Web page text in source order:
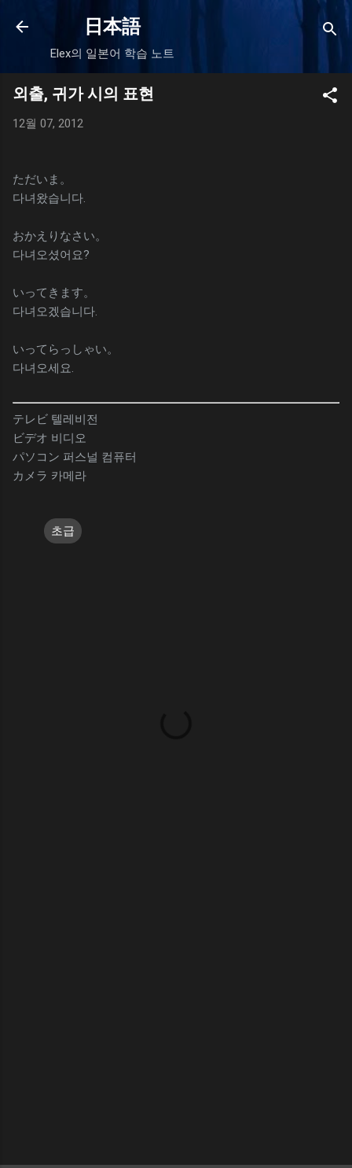
기본 콘텐츠로 건너뛰기
日本語
Elex의 일본어 학습 노트
외출, 귀가 시의 표현
12월 07, 2012
ただいま。
다녀왔습니다.
おかえりなさい。
다녀오셨어요?
いってきます。
다녀오겠습니다.
いってらっしゃい。
다녀오세요.
テレビ 텔레비전
ビデオ 비디오
パソコン 퍼스널 컴퓨터
カメラ 카메라
초급